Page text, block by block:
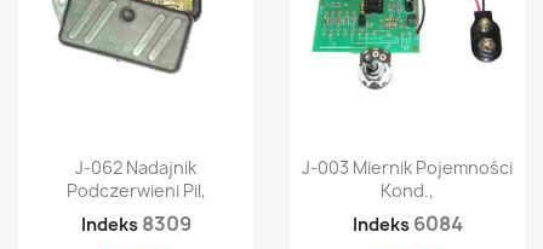
J-062 Nadajnik
Podczerwieni Pil,
Indeks 8309
J-003 Miernik Pojemności
Kond.,
Indeks 6084